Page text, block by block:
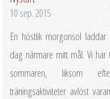
10 sep. 2015
En höstlik morgonsol
dag närmare mitt mål. Vi
sommaren, liksom
träningsaktiviteter avlöst